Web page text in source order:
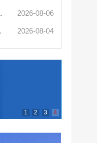
查通过矿业... 2026-08-06
公告 2026-08-04
1 2 3 4